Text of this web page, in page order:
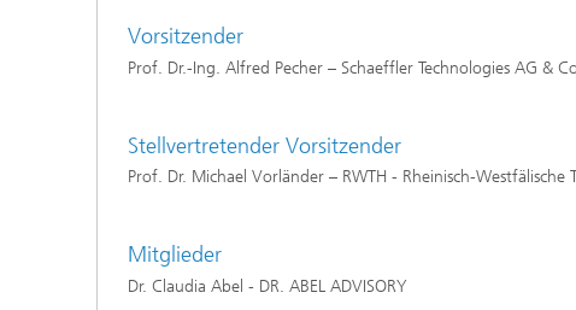
Vorsitzender
Prof. Dr.-Ing. Alfred Pecher – Schaeffler Technologies AG &
Stellvertretender Vorsitzender
Prof. Dr. Michael Vorländer – RWTH - Rheinisch-
Mitglieder
Dr. Claudia Abel - DR. ABEL ADVISORY